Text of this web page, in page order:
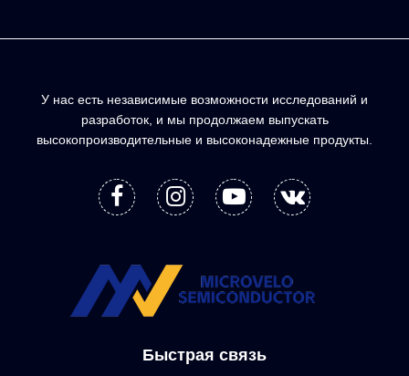
У нас есть независимые возможности исследований и
разработок, и мы продолжаем выпускать
высокопроизводительные и высоконадежные продукты.
Быстрая связь